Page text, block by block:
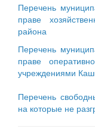
Перечень
праве
района
Перечень
праве
учреждениями
Перечень
на которые не